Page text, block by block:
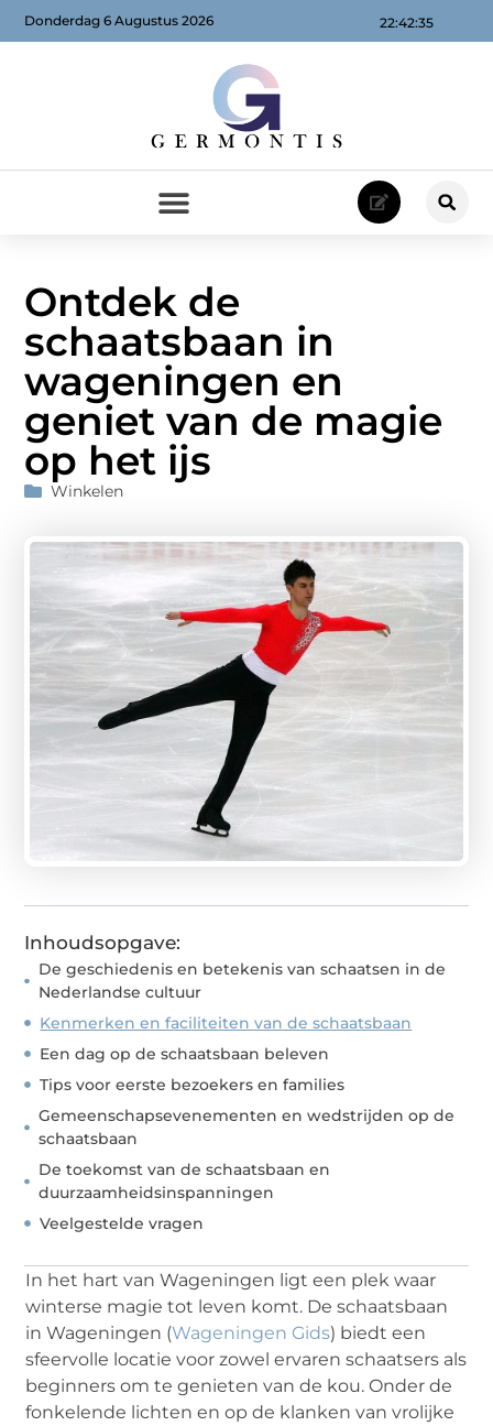
22:42:37
Donderdag 6 Augustus 2026
Ontdek de
schaatsbaan in
wageningen en
geniet van de magie
op het ijs
Winkelen
Inhoudsopgave:
De geschiedenis en betekenis van schaatsen in de
Nederlandse cultuur
Kenmerken en faciliteiten van de schaatsbaan
Een dag op de schaatsbaan beleven
Tips voor eerste bezoekers en families
Gemeenschapsevenementen en wedstrijden op de
schaatsbaan
De toekomst van de schaatsbaan en
duurzaamheidsinspanningen
Veelgestelde vragen
In het hart van Wageningen ligt een plek waar
winterse magie tot leven komt. De schaatsbaan
in Wageningen (Wageningen Gids) biedt een
sfeervolle locatie voor zowel ervaren schaatsers als
beginners om te genieten van de kou. Onder de
fonkelende lichten en op de klanken van vrolijke